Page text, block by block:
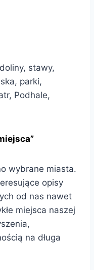
stawy,
parki,
Podhale,
wybrane miasta.
opisy
od nas nawet
miejsca naszej
na długa